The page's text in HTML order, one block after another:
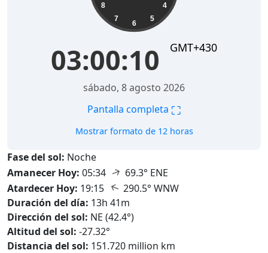
4
5
6
7
8
03:00:11 GMT+430
sábado, 8 agosto 2026
Pantalla completa ⛶
Mostrar formato de 12 horas
Fase del sol: Noche
Amanecer Hoy: 05:34 ↑ 69.3° ENE
Atardecer Hoy: 19:15 ↑ 290.5° WNW
Duración del día: 13h 41m
Dirección del sol: NE (42.4°)
Altitud del sol: -27.32°
Distancia del sol: 151.720 million km